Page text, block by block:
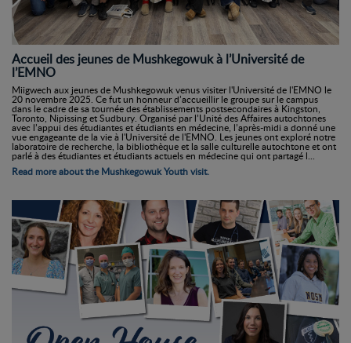
Accueil des jeunes de Mushkegowuk à l’Université de
l’EMNO
Miigwech aux jeunes de Mushkegowuk venus visiter l'Université de l'EMNO le
20 novembre 2025. Ce fut un honneur d’accueillir le groupe sur le campus
dans le cadre de sa tournée des établissements postsecondaires à Kingston,
Toronto, Nipissing et Sudbury. Organisé par l’Unité des Affaires autochtones
avec l’appui des étudiantes et étudiants en médecine, l’après-midi a donné une
vue engageante de la vie à l'Université de l'EMNO. Les jeunes ont exploré notre
laboratoire de recherche, la bibliothèque et la salle culturelle autochtone et ont
parlé à des étudiantes et étudiants actuels en médecine qui ont partagé l...
Read more about the Mushkegowuk Youth visit.